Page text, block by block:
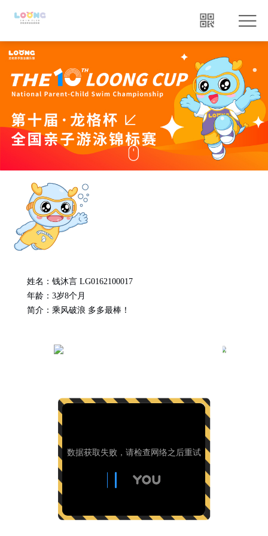
姓名： 钱沐言 LG0162100017
年龄： 3岁8个月
简介： 乘风破浪 多多最棒！